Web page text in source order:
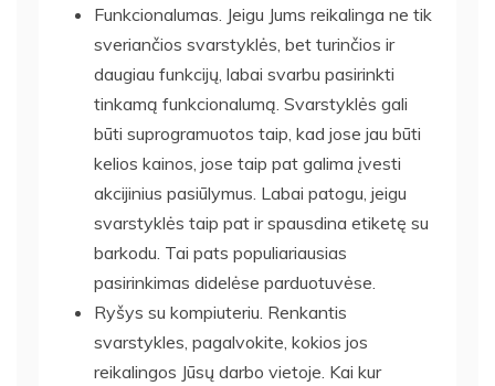
Funkcionalumas. Jeigu Jums reikalinga ne tik
sveriančios svarstyklės, bet turinčios ir
daugiau funkcijų, labai svarbu pasirinkti
tinkamą funkcionalumą. Svarstyklės gali
būti suprogramuotos taip, kad jose jau būti
kelios kainos, jose taip pat galima įvesti
akcijinius pasiūlymus. Labai patogu, jeigu
svarstyklės taip pat ir spausdina etiketę su
barkodu. Tai pats populiariausias
pasirinkimas didelėse parduotuvėse.
Ryšys su kompiuteriu. Renkantis
svarstykles, pagalvokite, kokios jos
reikalingos Jūsų darbo vietoje. Kai kur